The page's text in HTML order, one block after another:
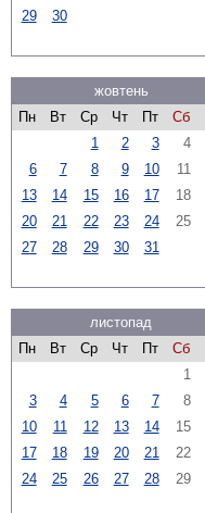
29 30
жовтень
Пн
Вт Ср Чт Пт Сб
1
2 3 4
6
7 8 9 10 11
13
14 15 16 17 18
20
21 22 23 24 25
27
28 29 30 31
листопад
Пн
Вт Ср Чт Пт Сб
1
3
4 5 6 7 8
10
11 12 13 14 15
17
18 19 20 21 22
24
25 26 27 28 29